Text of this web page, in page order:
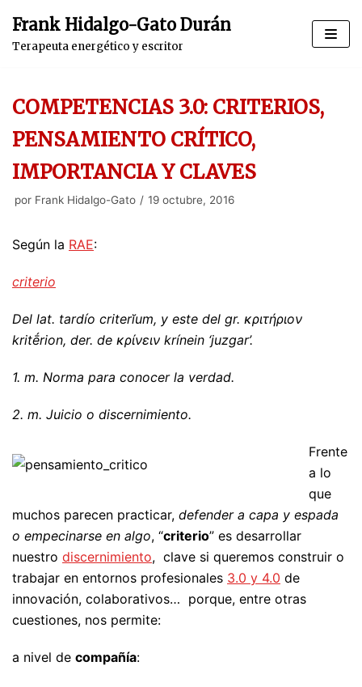
Saltar
al
Frank Hidalgo-Gato Durán
Terapeuta energético y escritor
COMPETENCIAS 3.0: CRITERIOS,
PENSAMIENTO CRÍTICO,
IMPORTANCIA Y CLAVES
por Frank Hidalgo-Gato 19 octubre, 2016
Según la RAE:
criterio
Del lat. tardío criterĭum, y este del gr. κριτήριον
kritḗrion, der. de κρίνειν krínein ‘juzgar’.
1. m. Norma para conocer la verdad.
2. m. Juicio o discernimiento.
Frente
a lo
que
muchos parecen practicar, defender a capa y espada
o empecinarse en algo, “criterio” es desarrollar
nuestro discernimiento, clave si queremos construir o
trabajar en entornos profesionales 3.0 y 4.0 de
innovación, colaborativos… porque, entre otras
cuestiones, nos permite:
a nivel de compañía: